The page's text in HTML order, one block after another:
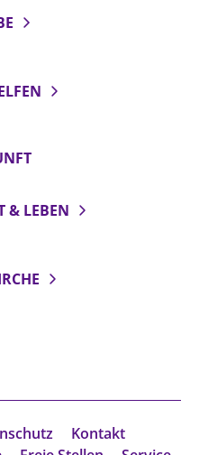
& LEBEN
Kontakt